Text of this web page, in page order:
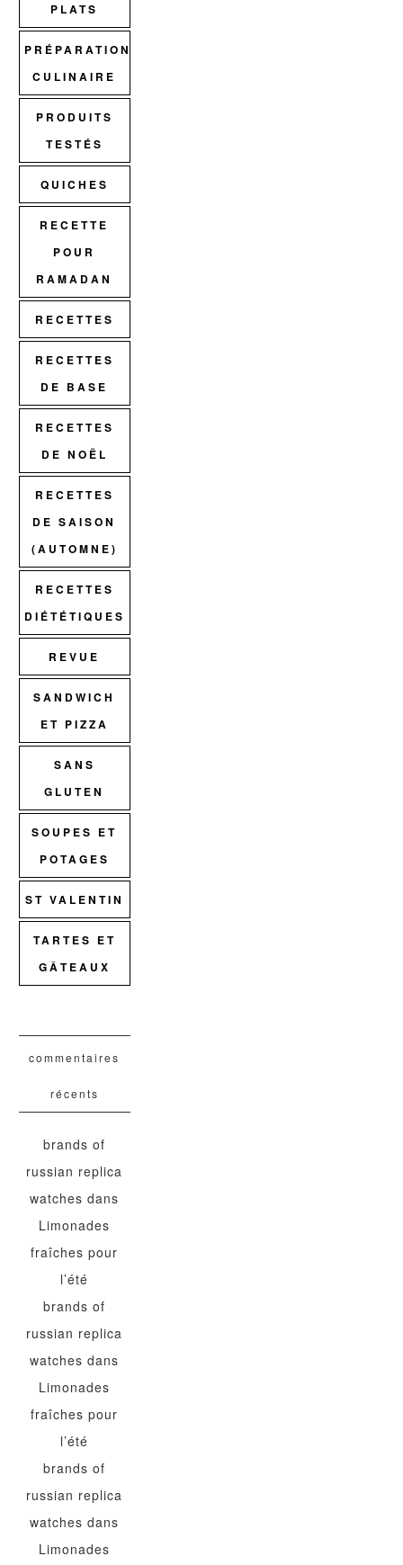
PLATS
PRÉPARATION
CULINAIRE
PRODUITS
TESTÉS
QUICHES
RECETTE
POUR
RAMADAN
RECETTES
RECETTES
DE BASE
RECETTES
DE NOËL
RECETTES
DE SAISON
(AUTOMNE)
RECETTES
DIÉTÉTIQUES
REVUE
SANDWICH
ET PIZZA
SANS
GLUTEN
SOUPES ET
POTAGES
ST VALENTIN
TARTES ET
GÂTEAUX
commentaires
récents
brands of
russian replica
watches dans
Limonades
fraîches pour
l’été
brands of
russian replica
watches dans
Limonades
fraîches pour
l’été
brands of
russian replica
watches dans
Limonades